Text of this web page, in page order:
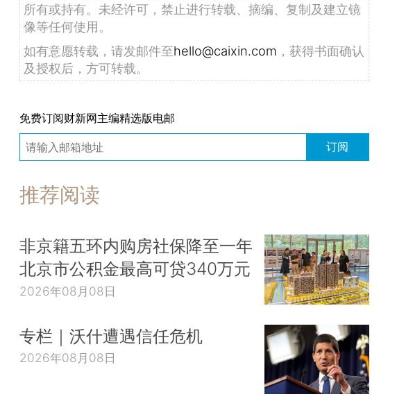
所有或持有。未经许可，禁止进行转载、摘编、复制及建立镜
像等任何使用。
如有意愿转载，请发邮件至hello@caixin.com ，获得书面确认
及授权后，方可转载。
免费订阅财新网主编精选版电邮
订阅
推荐阅读
非京籍五环内购房社保降至一年
北京市公积金最高可贷340万元
2026年08月08日
专栏｜沃什遭遇信任危机
2026年08月08日